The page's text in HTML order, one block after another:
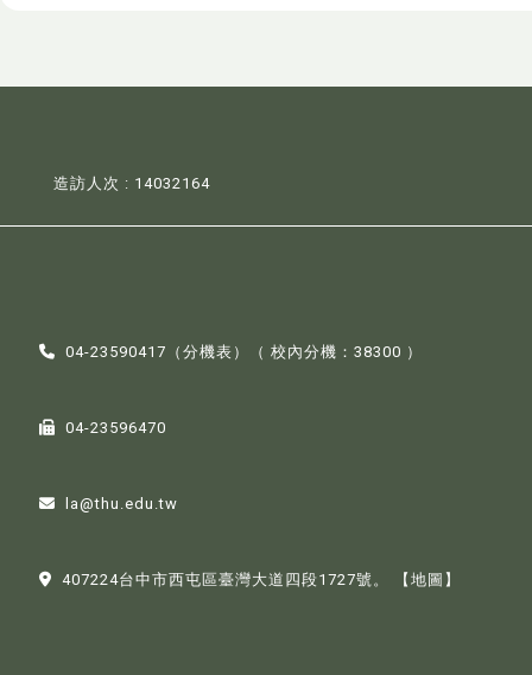
造訪人次 : 14032164
04-23590417（分機表 ）（ 校內分機：38300 ）
04-23596470
la@thu.edu.tw
407224台中市西屯區臺灣大道四段1727號。 【地圖】